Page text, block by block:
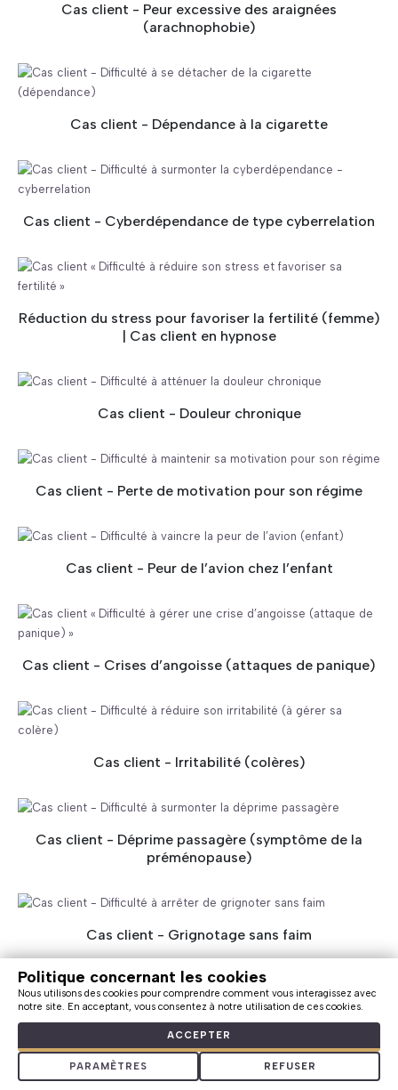
Cas client - Peur excessive des araignées
(arachnophobie)
Cas client - Dépendance à la cigarette
Cas client - Cyberdépendance de type cyberrelation
Réduction du stress pour favoriser la fertilité (femme)
| Cas client en hypnose
Cas client - Douleur chronique
Cas client - Perte de motivation pour son régime
Cas client - Peur de l’avion chez l’enfant
Cas client - Crises d’angoisse (attaques de panique)
Cas client - Irritabilité (colères)
Cas client - Déprime passagère (symptôme de la
préménopause)
Cas client - Grignotage sans faim
Dépendance affective : rechute | Cas client en
hypnose
Politique concernant les cookies
Nous utilisons des cookies pour comprendre comment vous interagissez avec
notre site. En acceptant, vous consentez à notre utilisation de ces cookies.
PARAMÈTRES REFUSER
ACCEPTER